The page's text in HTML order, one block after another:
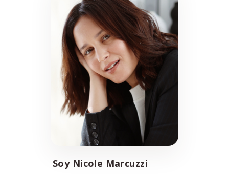
Soy Nicole Marcuzzi